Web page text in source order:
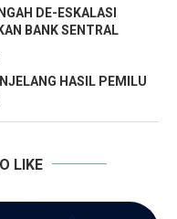
DE-ESKALASI
BANK SENTRAL
HASIL PEMILU
LIKE